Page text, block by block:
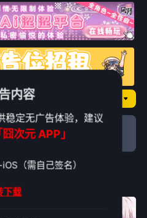
内容
稳定无广告体验，建议
囧次元 APP」
（需自己签名）
下载